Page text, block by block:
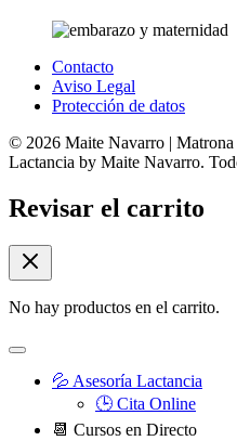
Contacto
Aviso Legal
Protección de datos
© 2026 Maite Navarro | Matrona
Lactancia by Maite Navarro.
Revisar el carrito
No hay productos en el carrito.
💦 Asesoría Lactancia
🕒 Cita Online
📆 Cursos en Directo